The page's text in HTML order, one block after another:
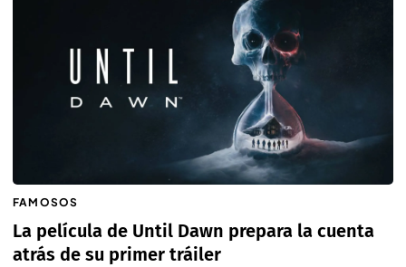
FAMOSOS
La película de Until Dawn prepara la cuenta
atrás de su primer tráiler